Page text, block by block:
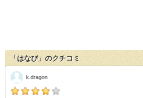
「はなび」のクチコミ
k.dragon